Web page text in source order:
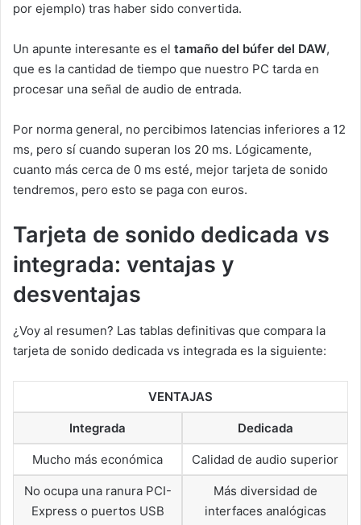
por ejemplo) tras haber sido convertida.
Un apunte interesante es el tamaño del búfer del DAW,
que es la cantidad de tiempo que nuestro PC tarda en
procesar una señal de audio de entrada.
Por norma general, no percibimos latencias inferiores a 12
ms, pero sí cuando superan los 20 ms. Lógicamente,
cuanto más cerca de 0 ms esté, mejor tarjeta de sonido
tendremos, pero esto se paga con euros.
Tarjeta de sonido dedicada vs
integrada: ventajas y
desventajas
¿Voy al resumen? Las tablas definitivas que compara la
tarjeta de sonido dedicada vs integrada es la siguiente:
VENTAJAS
Integrada Dedicada
Mucho más económica Calidad de audio superior
No ocupa una ranura PCI-
Express o puertos USB
Más diversidad de
interfaces analógicas